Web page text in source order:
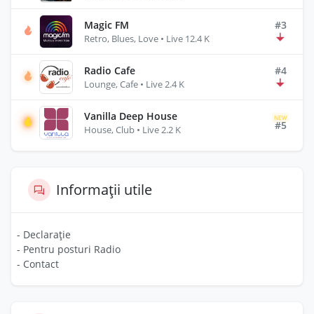
Magic FM
Retro, Blues, Love • Live 12.4 K
#3
Radio Cafe
Lounge, Cafe • Live 2.4 K
#4
Vanilla Deep House
House, Club • Live 2.2 K
NEW
#5
Informații utile
- Declarație
- Pentru posturi Radio
- Contact